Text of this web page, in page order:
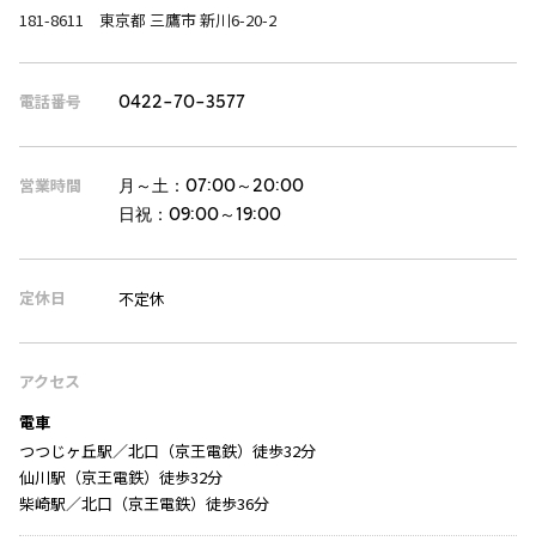
181-8611 東京都 三鷹市 新川6-20-2
電話番号 0422-70-3577
営業時間 月～土：07:00～20:00
日祝：09:00～19:00
定休日 不定休
アクセス
電車
つつじヶ丘駅／北口（京王電鉄）徒歩32分
仙川駅（京王電鉄）徒歩32分
柴崎駅／北口（京王電鉄）徒歩36分